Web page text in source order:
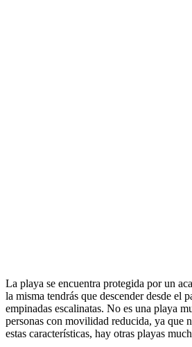
La playa se encuentra protegida por un
la misma tendrás que descender desde el
empinadas escalinatas. No es una playa
personas con movilidad reducida, ya que
estas características, hay otras playas